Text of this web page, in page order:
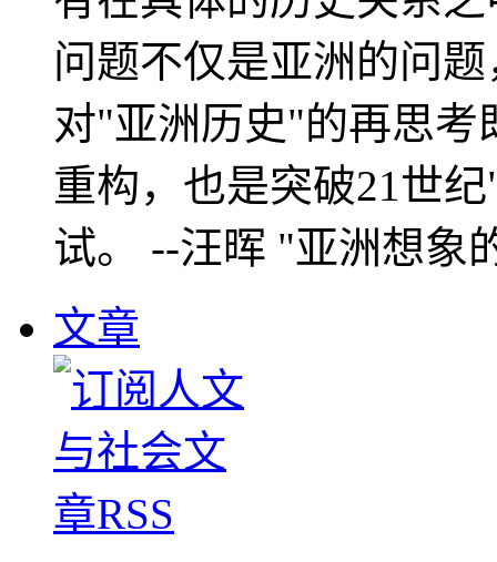
问题不仅是亚洲的问
对"亚洲历史"的再思考
重构，也是突破21世
试。 --汪晖 "亚洲想象
文章